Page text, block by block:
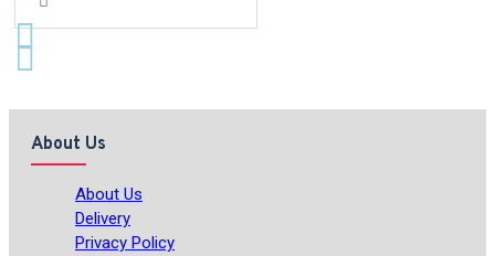
About Us
About Us
Delivery
Privacy Policy